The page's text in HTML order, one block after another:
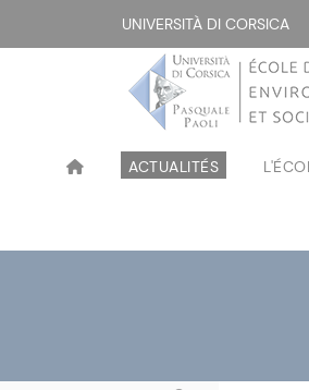
UNIVERSITÀ DI CORSICA
ACTUALITÉS